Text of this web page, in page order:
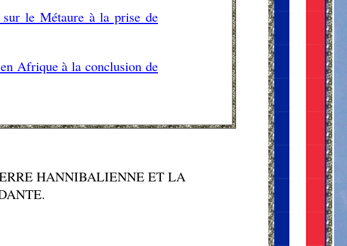
le Métaure à la prise de
Afrique à la conclusion de
HANNIBALIENNE ET LA